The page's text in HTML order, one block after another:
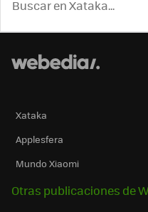
Xataka
Applesfera
Mundo Xiaomi
Otras publicaciones de